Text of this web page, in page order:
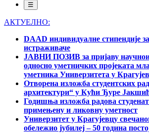
☰
АКТУЕЛНО:
DAAD индивидуалне стипендије
истраживаче
ЈАВНИ ПОЗИВ за пријаву
односно уметничких пројеката
уметника Универзитета у
Отворена изложба студентских
архитектури“ у Кући Ђуре
Годишња изложба радова
примењену и ликовну уметност
Универзитет у Крагујевцу
обележио јубилеј – 50 година